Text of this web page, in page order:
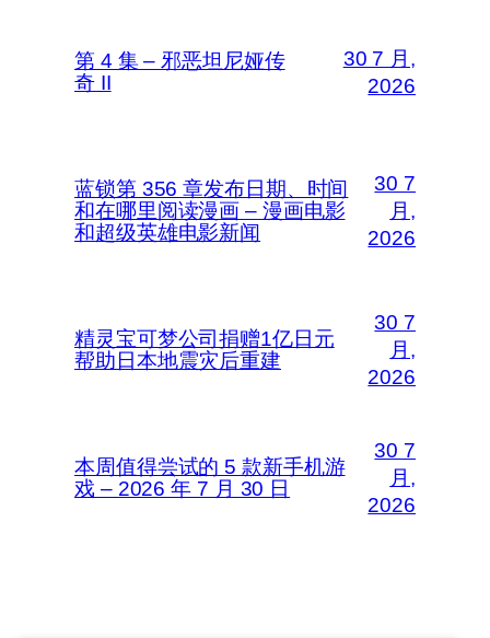
第 4 集 – 邪恶坦尼娅传
奇 II
30 7 月,
2026
蓝锁第 356 章发布日期、时间
和在哪里阅读漫画 – 漫画电影
和超级英雄电影新闻
30 7
月,
2026
精灵宝可梦公司捐赠1亿日元
帮助日本地震灾后重建
30 7
月,
2026
本周值得尝试的 5 款新手机游
戏 – 2026 年 7 月 30 日
30 7
月,
2026